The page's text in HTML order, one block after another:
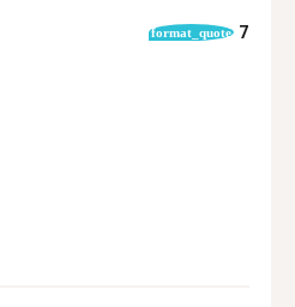
format_quote 7